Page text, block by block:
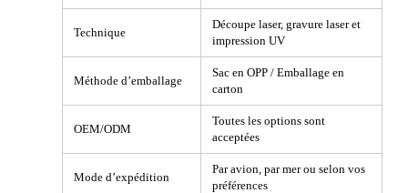
Technique
Découpe laser, gravure laser et
impression UV
Méthode d’emballage
Sac en OPP / Emballage en
carton
OEM/ODM
Toutes les options sont
acceptées
Mode d’expédition
Par avion, par mer ou selon vos
préférences